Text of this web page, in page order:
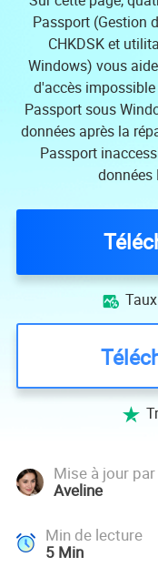
Passport (Gestion
CHKDSK et
Windows) vous
d'accès
Passport sous
données après la
Passport
données


Mise à jour par
Aveline
Min de lecture
5Min